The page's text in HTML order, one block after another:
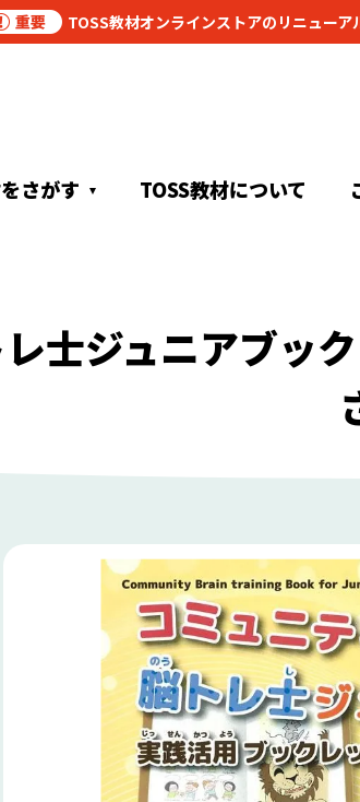
TOSS教材オンラインストアのリニューア
さがす TOSS教材について
士ジュニアブッ